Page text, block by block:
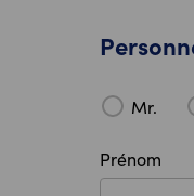
Mr.
Prénom